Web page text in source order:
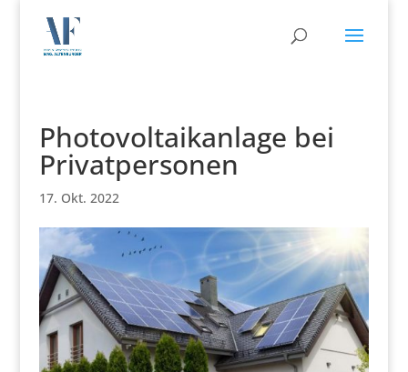
Photovoltaikanlage bei
Privatpersonen
17. Okt. 2022